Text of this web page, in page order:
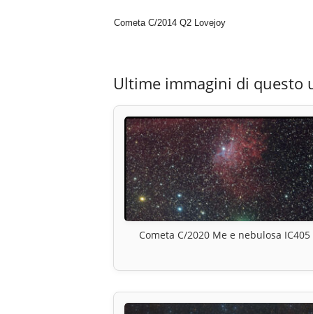
Cometa C/2014 Q2 Lovejoy
Ultime immagini di questo
Cometa C/2020 Me e nebulosa IC405